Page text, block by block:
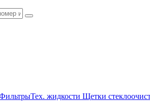
Тех. жидкости Щетки